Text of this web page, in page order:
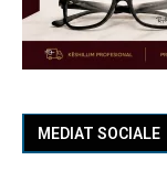
MEDIAT SOCIALE